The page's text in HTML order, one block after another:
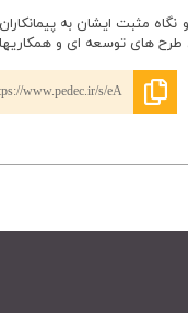
مثبت ایشان به
های توسعه ای و
www.pedec.ir/s/eA